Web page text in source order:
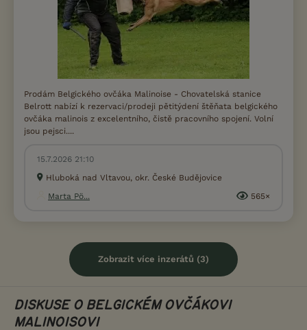
Prodám Belgického ovčáka Malinoise - Chovatelská stanice
Belrott nabízí k rezervaci/prodeji pětitýdení štěňata belgického
ovčáka malinois z excelentního, čistě pracovního spojení. Volní
jsou pejsci....
15.7.2026 21:10
Hluboká nad Vltavou, okr. České Budějovice
Marta Pö...
565×
Zobrazit více inzerátů (3)
DISKUSE O BELGICKÉM OVČÁKOVI
MALINOISOVI